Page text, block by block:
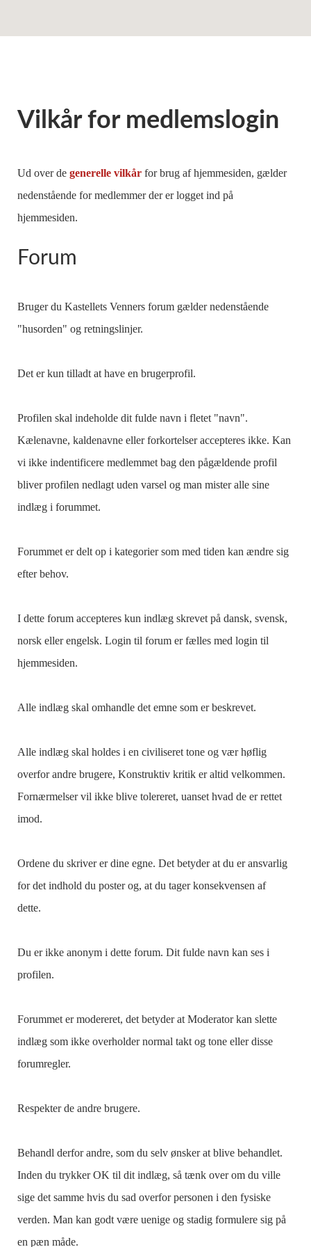
Vilkår for medlemslogin
Ud over de generelle vilkår for brug af hjemmesiden, gælder
nedenstående for medlemmer der er logget ind på
hjemmesiden.
Forum
Bruger du Kastellets Venners forum gælder nedenstående
"husorden" og retningslinjer.
Det er kun tilladt at have en brugerprofil.
Profilen skal indeholde dit fulde navn i fletet "navn".
Kælenavne, kaldenavne eller forkortelser accepteres ikke. Kan
vi ikke indentificere medlemmet bag den pågældende profil
bliver profilen nedlagt uden varsel og man mister alle sine
indlæg i forummet.
Forummet er delt op i kategorier som med tiden kan ændre sig
efter behov.
I dette forum accepteres kun indlæg skrevet på dansk, svensk,
norsk eller engelsk. Login til forum er fælles med login til
hjemmesiden.
Alle indlæg skal omhandle det emne som er beskrevet.
Alle indlæg skal holdes i en civiliseret tone og vær høflig
overfor andre brugere, Konstruktiv kritik er altid velkommen.
Fornærmelser vil ikke blive tolereret, uanset hvad de er rettet
imod.
Ordene du skriver er dine egne. Det betyder at du er ansvarlig
for det indhold du poster og, at du tager konsekvensen af
dette.
Du er ikke anonym i dette forum. Dit fulde navn kan ses i
profilen.
Forummet er modereret, det betyder at Moderator kan slette
indlæg som ikke overholder normal takt og tone eller disse
forumregler.
Respekter de andre brugere.
Behandl derfor andre, som du selv ønsker at blive behandlet.
Inden du trykker OK til dit indlæg, så tænk over om du ville
sige det samme hvis du sad overfor personen i den fysiske
verden. Man kan godt være uenige og stadig formulere sig på
en pæn måde.